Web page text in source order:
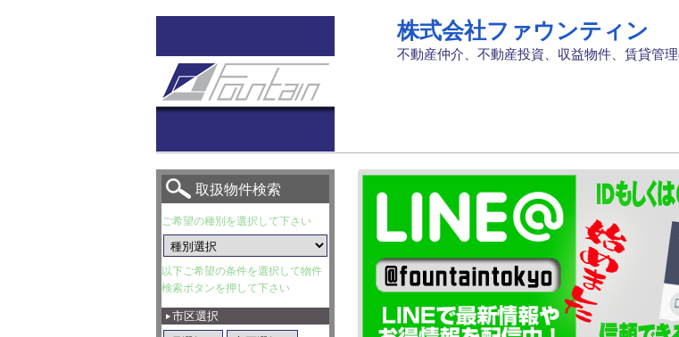
株式会社ファウンティン
不動産仲介、不動産投資、収益物件、賃貸管
取扱物件検索
ご希望の種別を選択して下さい
以下ご希望の条件を選択して物件
検索ボタンを押して下さい
市区選択